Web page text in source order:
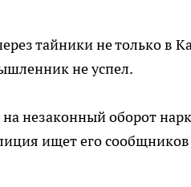
тайники не только в
не успел.
незаконный оборот
ищет его